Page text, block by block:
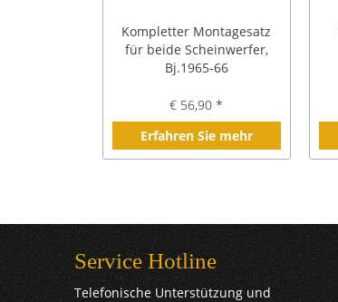
Kompletter Montagesatz
für beide Scheinwerfer,
Bj.1965-66
€ 56,90 *
Erfahren Sie mehr
Service Hotline
Telefonische Unterstützung und